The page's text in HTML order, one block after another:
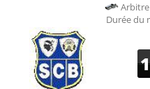
Arbitre
Durée du
1